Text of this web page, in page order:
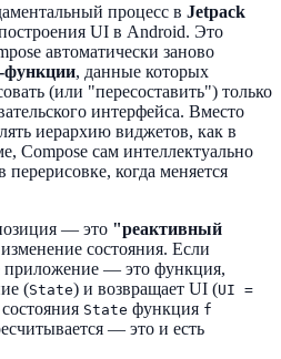
процесс в Jetpack
UI в Android. Это
автоматически заново
функции, данные которых
(или "пересоставить") только
интерфейса. Вместо
иерархию виджетов, как в
Compose сам интеллектуально
перерисовке, когда меняется
— это "реактивный
состояния. Если
приложение — это функция,
(State) и возвращает UI (UI =
State функция f
— это и есть